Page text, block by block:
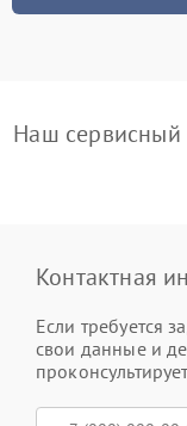
Наш сервисный
Контактная
Если требуется
свои данные и